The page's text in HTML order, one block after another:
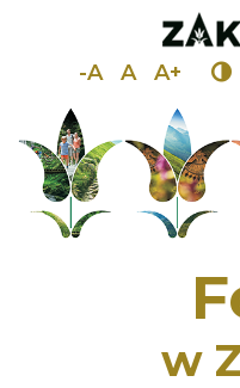
-A A A+
w